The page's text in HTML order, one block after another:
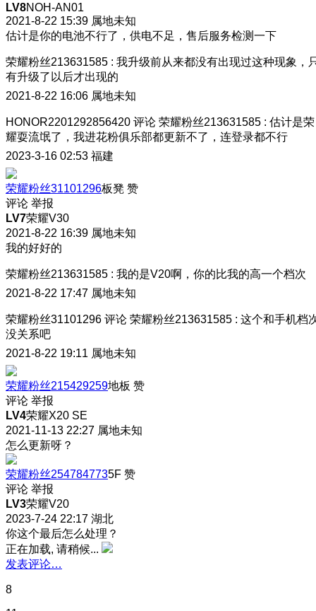
LV8NOH-AN01
2021-8-22 15:39 属地未知
估计是你的电池不行了，供电不足，售后服务检测一下
荣耀粉丝213631585 : 我升级前从来都没有出现过这种现象，
有升级了以后才出现的
2021-8-22 16:06 属地未知
HONOR2201292856420 评论 荣耀粉丝213631585 : 估计是荣
耀耍流氓了，我进花粉俱乐部都更新不了，连登录都不行
2023-3-16 02:53 福建
荣耀粉丝31101296板凳 赞
评论 举报
LV7荣耀V30
2021-8-22 16:39 属地未知
我的好好的
荣耀粉丝213631585 : 我的是V20啊，你的比我的高一个档次
2021-8-22 17:47 属地未知
荣耀粉丝31101296 评论 荣耀粉丝213631585 : 这个和手机档
没关系吧
2021-8-22 19:11 属地未知
荣耀粉丝215429259地板 赞
评论 举报
LV4荣耀X20 SE
2021-11-13 22:27 属地未知
怎么更新呀？
荣耀粉丝2547847735F 赞
评论 举报
LV3荣耀V20
2023-7-24 22:17 湖北
你这个最后怎么处理？
正在加载, 请稍候...
发表评论…
8